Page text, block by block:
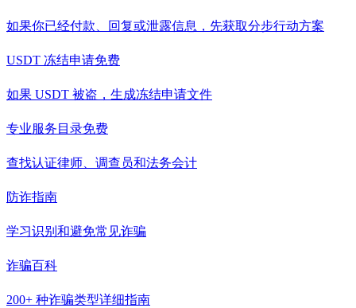
如果你已经付款、回复或泄露信息，先获取分步行动方案
USDT 冻结申请免费
如果 USDT 被盗，生成冻结申请文件
专业服务目录免费
查找认证律师、调查员和法务会计
防诈指南
学习识别和避免常见诈骗
诈骗百科
200+ 种诈骗类型详细指南